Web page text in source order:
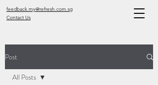
feedback.my@refresh.com.sg
Contact Us
Post
All Posts